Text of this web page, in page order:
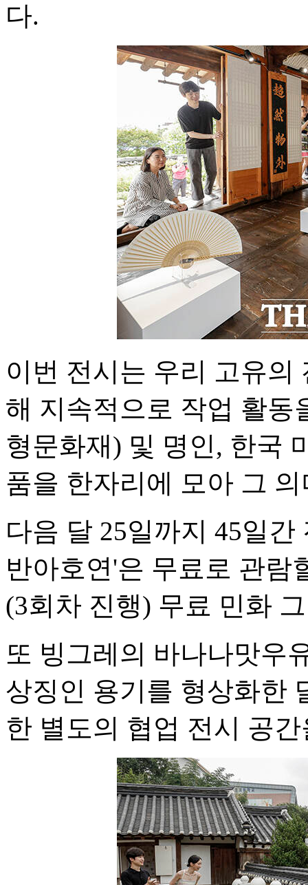
다.
이번 전시는 우리 고유의
해 지속적으로 작업 활동
형문화재) 및 명인, 한국
품을 한자리에 모아 그
다음 달 25일까지 45일
반아호연'은 무료로 관람
(3회차 진행) 무료 민화
또 빙그레의 바나나맛우
상징인 용기를 형상화한
한 별도의 협업 전시 공